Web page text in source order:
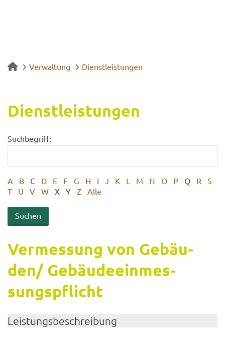
Verwaltung Dienstleistungen
Dienst­leis­tun­gen
Suchbegriff:
A B C D E F G H I J K L M N O P Q R
S
T
U V W X Y Z Alle
Ver­mes­sung von Ge­bäu­
den/ Ge­bäu­de­ein­mes­
sungs­pflicht
Leis­tungs­be­schrei­bung